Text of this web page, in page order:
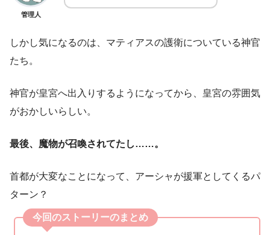
管理人
しかし気になるのは、マティアスの護衛についている神官
たち。
神官が皇宮へ出入りするようになってから、皇宮の雰囲気
がおかしいらしい。
最後、魔物が召喚されてたし……。
首都が大変なことになって、アーシャが援軍としてくるパ
ターン？
今回のストーリーのまとめ